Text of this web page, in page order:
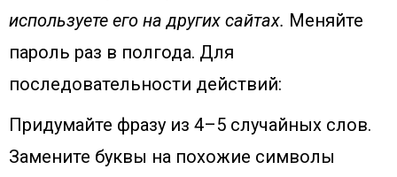
используете его на других сайтах. Меняйте
пароль раз в полгода. Для
последовательности действий:
Придумайте фразу из 4–5 случайных слов.
Замените буквы на похожие символы